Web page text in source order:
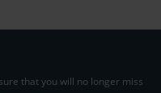
that you will no longer miss